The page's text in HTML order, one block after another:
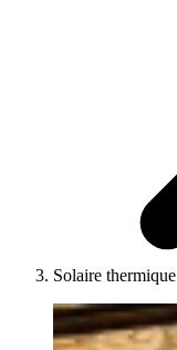
Solaire thermique